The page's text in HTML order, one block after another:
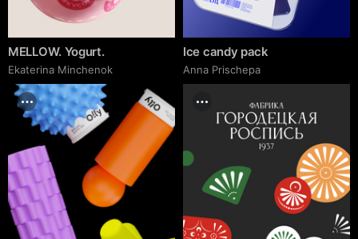
MELLOW. Yogurt.
Ekaterina Minchenok
Ice candy pack
Anna Prischepa